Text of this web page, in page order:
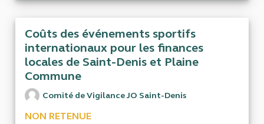
Coûts des événements sportifs
internationaux pour les finances
locales de Saint-Denis et Plaine
Commune
Comité de Vigilance JO Saint-Denis
NON RETENUE